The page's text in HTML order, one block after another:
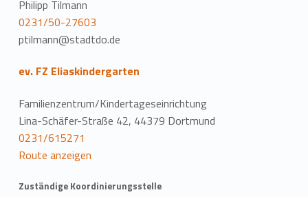
Philipp Tilmann
0231/50-27603
ptilmann@stadtdo.de
ev. FZ Eliaskindergarten
Familienzentrum/Kindertageseinrichtung
Lina-Schäfer-Straße 42, 44379 Dortmund
0231/615271
Route anzeigen
Zuständige Koordinierungsstelle